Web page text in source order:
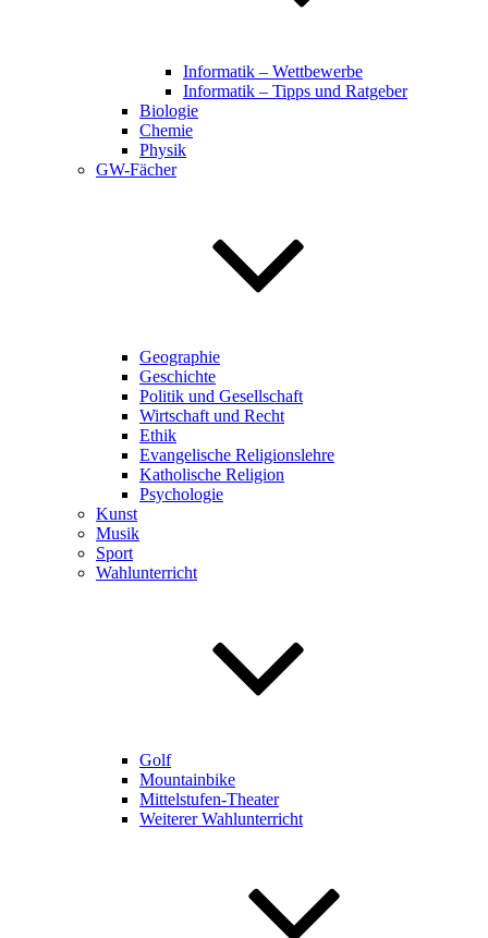
Informatik – Wettbewerbe
Informatik – Tipps und Ratgeber
Biologie
Chemie
Physik
GW-Fächer
Geographie
Geschichte
Politik und Gesellschaft
Wirtschaft und Recht
Ethik
Evangelische Religionslehre
Katholische Religion
Psychologie
Kunst
Musik
Sport
Wahlunterricht
Golf
Mountainbike
Mittelstufen-Theater
Weiterer Wahlunterricht